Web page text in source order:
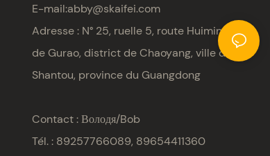
E-mail:abby@skaifei.com
Adresse : N° 25, ruelle 5, route Huimin, ville
de Gurao, district de Chaoyang, ville de
Shantou, province du Guangdong
Contact : Володя/Bob
Tél. : 89257766089, 89654411360